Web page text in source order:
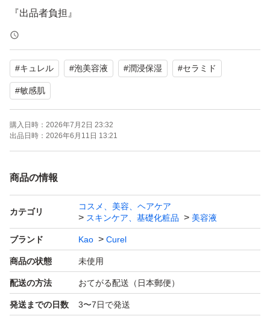
『出品者負担』
発送方法
『おてがる配送』
梱包
『宅急便コンパクト』
『店舗で購入後、冷暗場所にて保管しておりました。』
#キュレル
#花王
#美容液
#泡美容液
#キュレル #泡美容液 #潤浸保湿 #セラミド
#敏感肌
購入日時： 2026年7月2日 23:32
出品日時： 2026年6月11日 13:21
商品の情報
カテゴリ
コスメ、美容、ヘアケア
スキンケア、基礎化粧品
美容液
ブランド Kao Curel
商品の状態 未使用
配送の方法 おてがる配送（日本郵便）
発送までの日数 3〜7日で発送